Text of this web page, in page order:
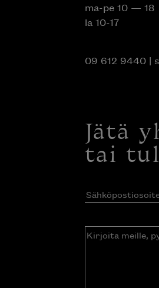
ma-pe 10 — 18
la 10-17
09 612 9440|
Jätä
tai
Sähköpostiosoite
Kirjoita